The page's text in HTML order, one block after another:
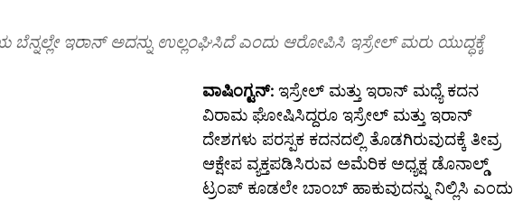
ಇರಾನ್ ಅದನ್ನು ಉಲ್ಲಂಘಿಸಿದೆ ಎಂದು ಆರೋಪಿಸಿ ಇಸ್ರೇಲ್ ಮರು ಯುದ್ಧಕ್ಕೆ
ವಾಷಿಂಗ್ಟನ್: ಇಸ್ರೇಲ್ ಮತ್ತು ಇರಾನ್ ಮಧ್ಯೆ ಕದನ
ವಿರಾಮ ಘೋಷಿಸಿದ್ದರೂ ಇಸ್ರೇಲ್ ಮತ್ತು ಇರಾನ್
ದೇಶಗಳು ಪರಸ್ಪಕ ಕದನದಲ್ಲಿ ತೊಡಗಿರುವುದಕ್ಕೆ ತೀವ್ರ
ಆಕ್ಷೇಪ ವ್ಯಕ್ತಪಡಿಸಿರುವ ಅಮೆರಿಕ ಅಧ್ಯಕ್ಷ ಡೊನಾಲ್ಡ್
ಟ್ರಂಪ್ ಕೂಡಲೇ ಬಾಂಬ್ ಹಾಕುವುದನ್ನು ನಿಲ್ಲಿಸಿ ಎಂದು